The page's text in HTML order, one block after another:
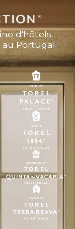
d'hôtels
Portugal.